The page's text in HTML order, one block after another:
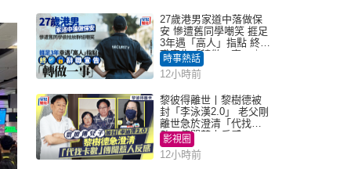
27歲港男家道中落做保
安 慘遭舊同學嘲笑 捱足
3年遇「高人」指點 終辭
職宣告「轉做一事」｜
Juicy叮
時事熱話
12小時前
黎彼得離世丨黎樹德被
封「李泳漢2.0」 老父剛
離世急於澄清「代找卡
數」傳聞惹人反感
影視圈
12小時前